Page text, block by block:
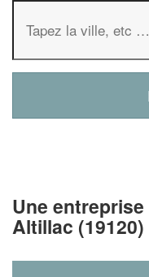
Une
Altillac (19120)